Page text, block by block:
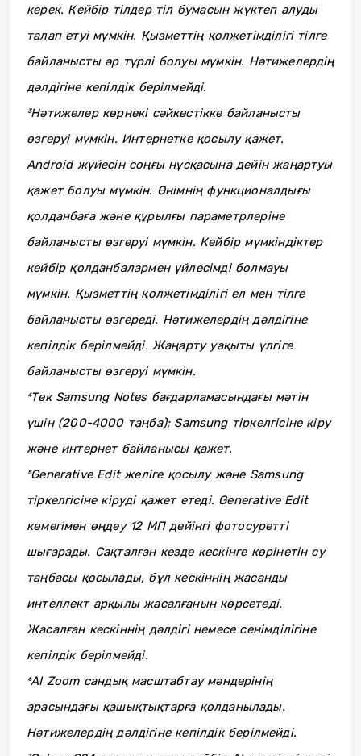
керек. Кейбір тілдер тіл бумасын жүктеп алуды
талап етуі мүмкін. Қызметтің қолжетімділігі тілге
байланысты әр түрлі болуы мүмкін. Нәтижелердің
дәлдігіне кепілдік берілмейді.
³Нәтижелер көрнекі сәйкестікке байланысты
өзгеруі мүмкін. Интернетке қосылу қажет.
Android жүйесін соңғы нұсқасына дейін жаңартуы
қажет болуы мүмкін. Өнімнің функционалдығы
қолданбаға және құрылғы параметрлеріне
байланысты өзгеруі мүмкін. Кейбір мүмкіндіктер
кейбір қолданбалармен үйлесімді болмауы
мүмкін. Қызметтің қолжетімділігі ел мен тілге
байланысты өзгереді. Нәтижелердің дәлдігіне
кепілдік берілмейді. Жаңарту уақыты үлгіге
байланысты өзгеруі мүмкін.
⁴Тек Samsung Notes бағдарламасындағы мәтін
үшін (200-4000 таңба); Samsung тіркелгісіне кіру
және интернет байланысы қажет.
⁵Generative Edit желіге қосылу және Samsung
тіркелгісіне кіруді қажет етеді. Generative Edit
көмегімен өңдеу 12 МП дейінгі фотосуретті
шығарады. Сақталған кезде кескінге көрінетін су
таңбасы қосылады, бұл кескіннің жасанды
интеллект арқылы жасалғанын көрсетеді.
Жасалған кескіннің дәлдігі немесе сенімділігіне
кепілдік берілмейді.
⁶AI Zoom сандық масштабтау мәндерінің
арасындағы қашықтықтарға қолданылады.
Нәтижелердің дәлдігіне кепілдік берілмейді.